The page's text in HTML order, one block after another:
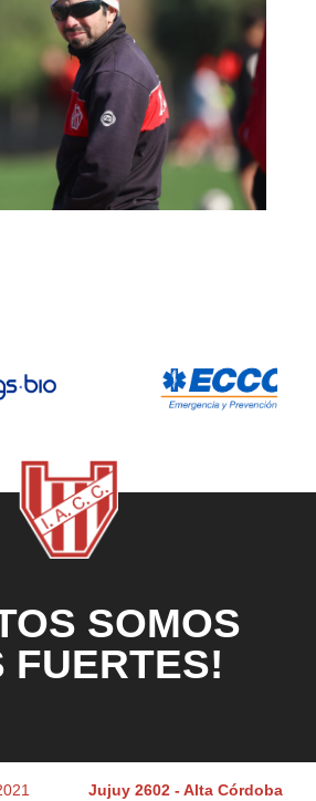
SOMOS
FUERTES!
Jujuy 2602 - Alta Córdoba